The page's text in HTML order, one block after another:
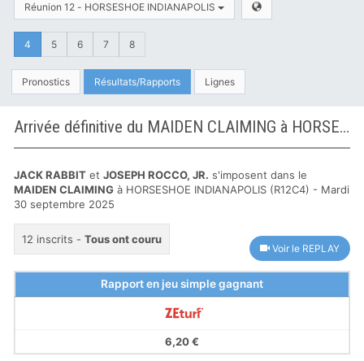
Réunion 12 - HORSESHOE INDIANAPOLIS
4 5 6 7 8
Pronostics Résultats/Rapports Lignes
Arrivée définitive du MAIDEN CLAIMING à HORSESHOE INDIANAPOLIS
JACK RABBIT et JOSEPH ROCCO, JR. s'imposent dans le
MAIDEN CLAIMING à HORSESHOE INDIANAPOLIS (R12C4) - Mardi
30 septembre 2025
12 inscrits - Tous ont couru
Voir le REPLAY
Rapport en jeu simple gagnant
6,20 €